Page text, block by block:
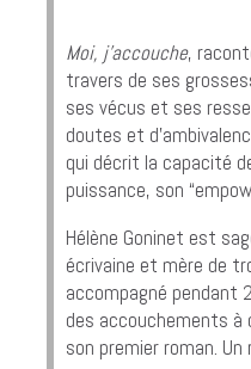
Moi, j’accouche,
travers de ses
ses vécus et ses
doutes et
qui décrit la capacité
puissance, son
Hélène Goninet est
écrivaine et mère de
accompagné pendant
des accouchements à
son premier roman.